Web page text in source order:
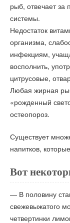
рыб, отвечает за
системы.
Недостаток
организма,
инфекциям,
восполнить,
цитрусовые,
Любая жирная
«рожденный
остеопороз.
Существует
напитков,
Вот
— В половину
свежевыжатого
четвертинки